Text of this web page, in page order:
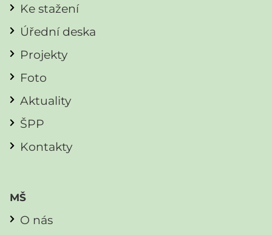
Ke stažení
Úřední deska
Projekty
Foto
Aktuality
ŠPP
Kontakty
MŠ
O nás